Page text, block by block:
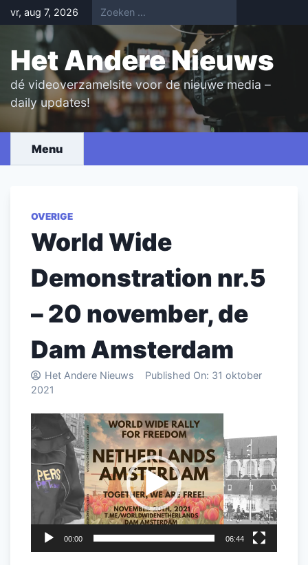
Skip
to
content
vr, aug 7, 2026
Het Andere Nieuws
dé videoverzamelsite voor de nieuwe media –
daily updates!
Menu
OVERIGE
World Wide
Demonstration nr.5
– 20 november, de
Dam Amsterdam
Het Andere Nieuws Published On: 31 oktober
2021
Videospeler
00:00 06:44